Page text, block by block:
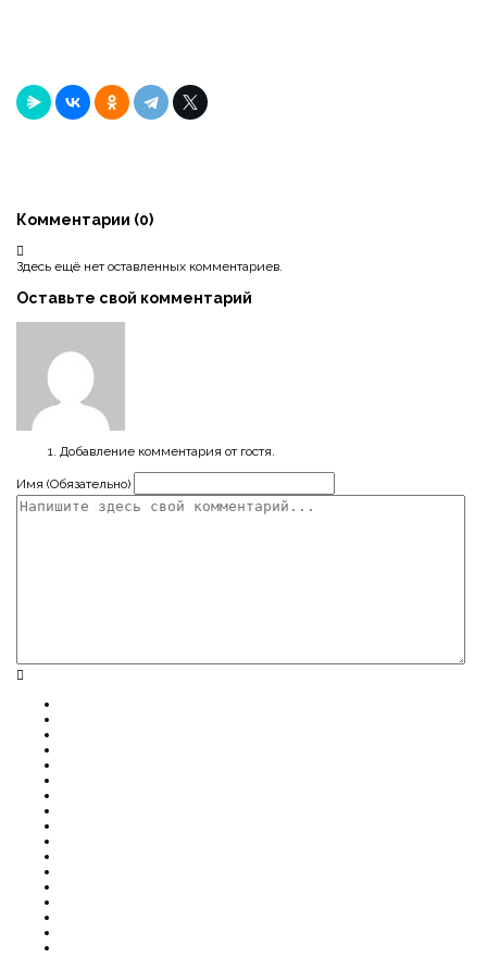
Комментарии (0)
Здесь ещё нет оставленных комментариев.
Оставьте свой комментарий
Добавление комментария от гостя.
Имя (Обязательно)